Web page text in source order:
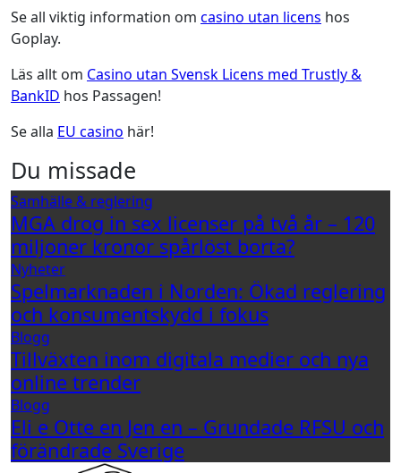
Se all viktig information om casino utan licens hos
Goplay.
Läs allt om Casino utan Svensk Licens med Trustly &
BankID hos Passagen!
Se alla EU casino här!
Du missade
Samhälle & reglering
MGA drog in sex licenser på två år – 120
miljoner kronor spårlöst borta?
Nyheter
Spelmarknaden i Norden: Ökad reglering
och konsumentskydd i fokus
Blogg
Tillväxten inom digitala medier och nya
online trender
Blogg
Eli e Otte en Jen en – Grundade RFSU och
förändrade Sverige